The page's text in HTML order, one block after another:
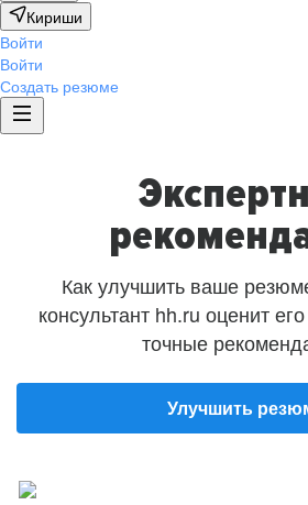
Кириши
Войти
Войти
Создать резюме
Как улучшить ваше
консультант hh.ru оценит
точные
Улучшить